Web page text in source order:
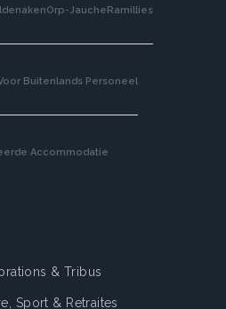
Orp-Jauche Ramillies
Buitenlands Personeel
Accommodatie
& Tribus
Sport & Retraites